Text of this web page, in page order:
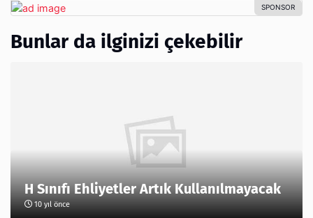
Bunlar da ilginizi çekebilir
H Sınıfı Ehliyetler Artık Kullanılmayacak
10 yıl önce